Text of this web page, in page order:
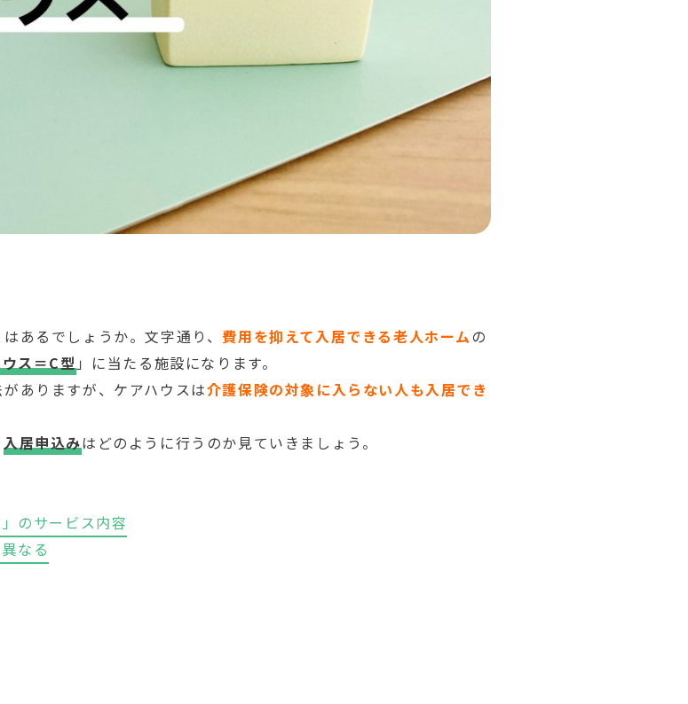
あるでしょうか。文字通り、費用を抑えて入居できる老人ホーム の
ス＝C型」に当たる施設になります。
ありますが、ケアハウスは介護保険の対象に入らない人も入居でき
入居申込みはどのように行うのか見ていきましょう。
のサービス内容
なる